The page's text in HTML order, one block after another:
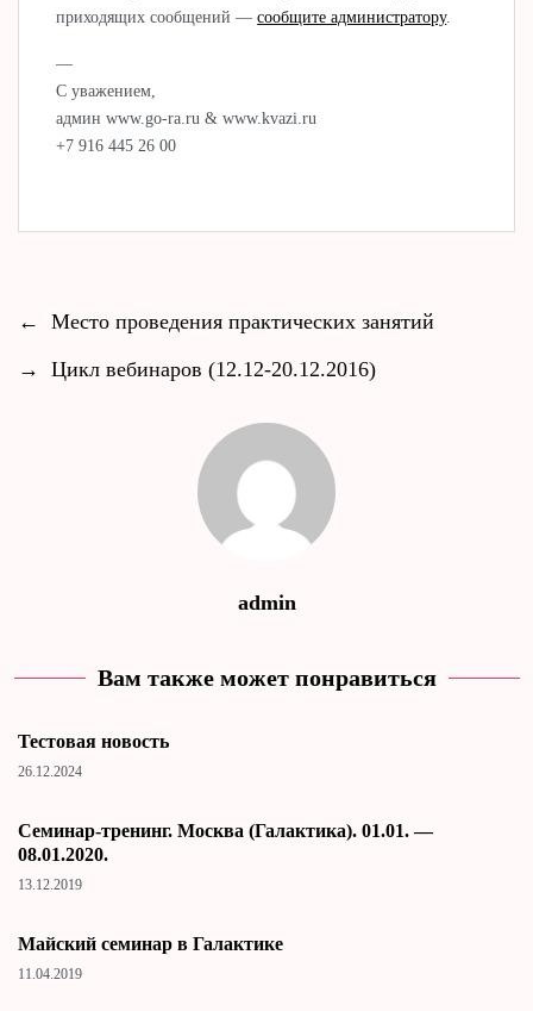
приходящих сообщений —сообщите администратору.
—
С уважением,
админ www.go-ra.ru & www.kvazi.ru
+7 916 445 26 00
←
Место проведения практических занятий
→
Цикл вебинаров (12.12-20.12.2016)
admin
Вам также может понравиться
Тестовая новость
26.12.2024
Cеминар-тренинг. Москва (Галактика). 01.01. —
08.01.2020.
13.12.2019
Майский семинар в Галактике
11.04.2019